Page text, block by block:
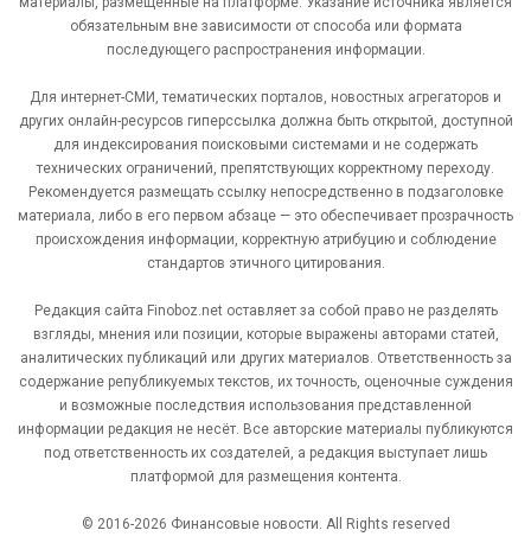
обязательным вне зависимости от способа или формата
последующего распространения информации.
Для интернет-СМИ, тематических порталов, новостных агрегаторов и
других онлайн-ресурсов гиперссылка должна быть открытой, доступной
для индексирования поисковыми системами и не содержать
технических ограничений, препятствующих корректному переходу.
Рекомендуется размещать ссылку непосредственно в подзаголовке
материала, либо в его первом абзаце — это обеспечивает прозрачность
происхождения информации, корректную атрибуцию и соблюдение
стандартов этичного цитирования.
Редакция сайта Finoboz.net оставляет за собой право не разделять
взгляды, мнения или позиции, которые выражены авторами статей,
аналитических публикаций или других материалов. Ответственность за
содержание републикуемых текстов, их точность, оценочные суждения
и возможные последствия использования представленной
информации редакция не несёт. Все авторские материалы публикуются
под ответственность их создателей, а редакция выступает лишь
платформой для размещения контента.
© 2016-2026 Финансовые новости. All Rights reserved